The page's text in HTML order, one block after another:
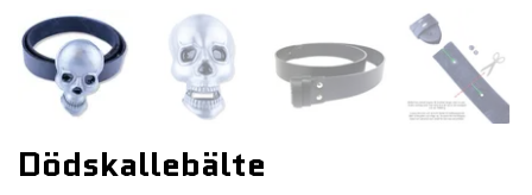
Dödskallebälte